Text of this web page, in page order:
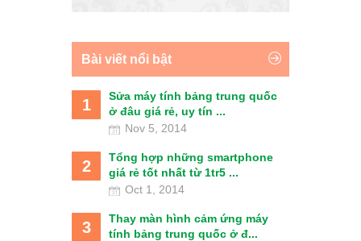
Bài viết nổi bật
1
Sửa máy tính bảng trung quốc
ở đâu giá rẻ, uy tín ...
Nov 5, 2014
2
Tổng hợp những smartphone
giá rẻ tốt nhất từ 1tr5 ...
Oct 1, 2014
3
Thay màn hình cảm ứng máy
tính bảng trung quốc ở đ...